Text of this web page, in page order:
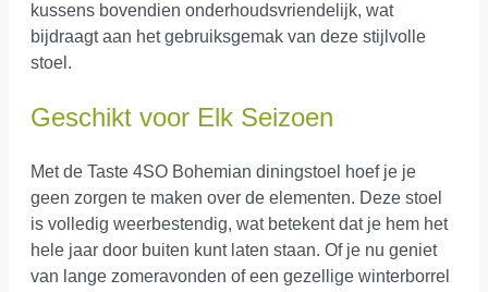
kussens bovendien onderhoudsvriendelijk, wat
bijdraagt aan het gebruiksgemak van deze stijlvolle
stoel.
Geschikt voor Elk Seizoen
Met de Taste 4SO Bohemian diningstoel hoef je je
geen zorgen te maken over de elementen. Deze stoel
is volledig weerbestendig, wat betekent dat je hem het
hele jaar door buiten kunt laten staan. Of je nu geniet
van lange zomeravonden of een gezellige winterborrel